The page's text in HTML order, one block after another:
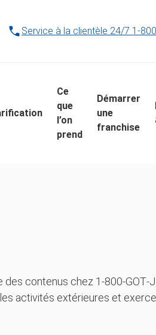
Service à la clientèle 24/7 1-
Ce
que
l’on
prend
Démarrer
une
franchise
contenus chez
activités extérieures et